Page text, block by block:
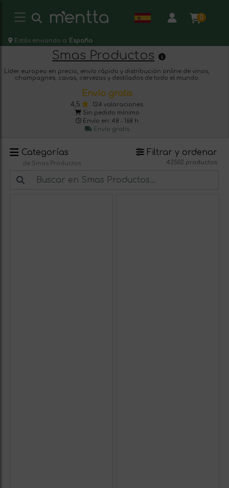
0
Estás enviando a: España
Smas Productos
Líder europeo en precio, envío rápido y distribución online de vinos,
champagnes, cavas, cervezas y destilados de todo el mundo.
Envío gratis
4,5
124 valoraciones
Sin pedido mínimo
Envío en: 48 - 168 h
Envío gratis
Categorías
de Smas Productos
Filtrar y ordenar
42502 productos